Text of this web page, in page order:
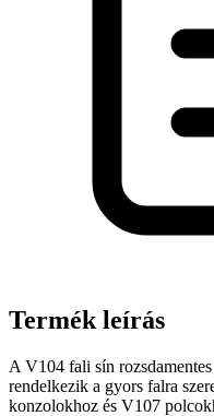
Termék leírás
A V104 fali sín
rendelkezik a gyors falra
konzolokhoz és V107